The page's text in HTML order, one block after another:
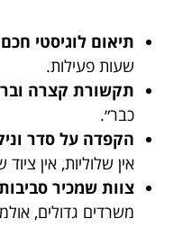
תיאום לוגיסטי חכם
שעות פעילות.
תקשורת קצרה
כבר״.
הקפדה על סדר
אין שלוליות, אין
צוות שמכיר
משרדים גדולים,